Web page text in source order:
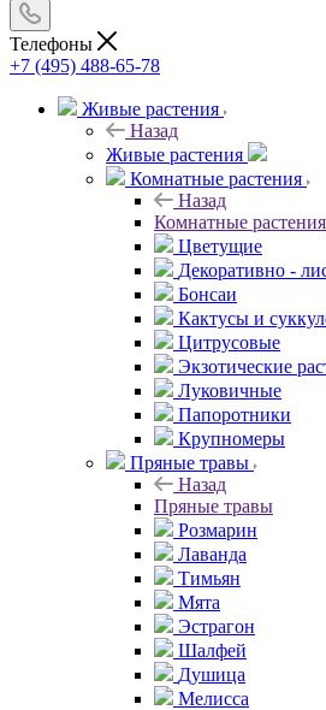
Телефоны
+7 (495) 488-65-78
Живые растения
Назад
Живые растения
Комнатные растения
Назад
Комнатные растения
Цветущие
Декоративно -
Бонсаи
Кактусы и
Цитрусовые
Экзотические
Луковичные
Папоротники
Крупномеры
Пряные травы
Назад
Пряные травы
Розмарин
Лаванда
Тимьян
Мята
Эстрагон
Шалфей
Душица
Мелисса